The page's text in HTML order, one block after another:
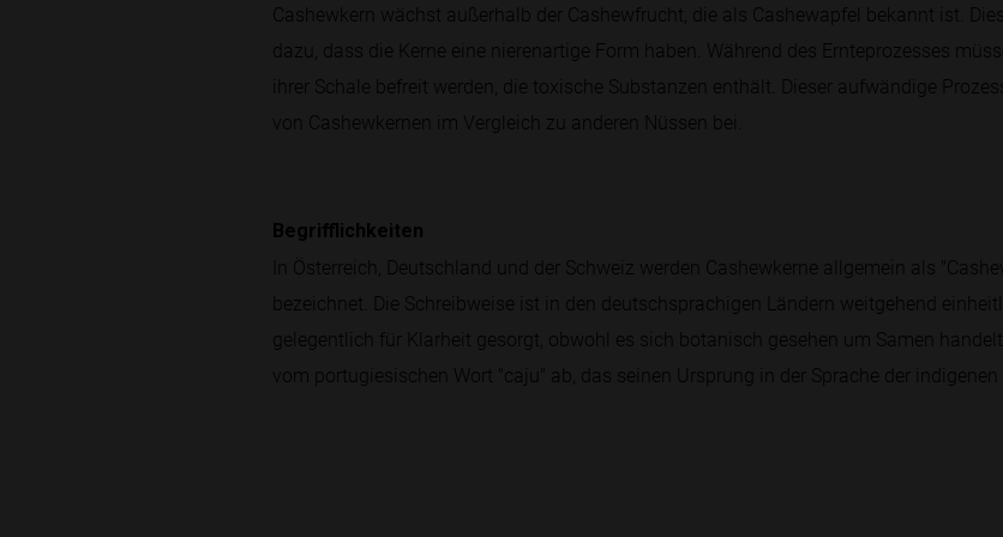
Cashewkern wächst außerhalb der Cashewfrucht, die als Cashewapfel bekannt ist.
dazu, dass die Kerne eine nierenartige Form haben. Während des Ernteprozesses
ihrer Schale befreit werden, die toxische Substanzen enthält. Dieser aufwändige
von Cashewkernen im Vergleich zu anderen Nüssen bei.
Begrifflichkeiten
In Österreich, Deutschland und der Schweiz werden Cashewkerne allgemein als
bezeichnet. Die Schreibweise ist in den deutschsprachigen Ländern weitgehend
gelegentlich für Klarheit gesorgt, obwohl es sich botanisch gesehen um Samen
vom portugiesischen Wort "caju" ab, das seinen Ursprung in der Sprache der